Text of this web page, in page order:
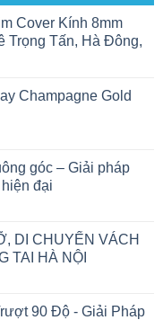
Cover Kính 8mm
Trọng Tấn, Hà Đông,
Champagne Gold
góc – Giải pháp
đại
DI CHUYỂN VÁCH
TAI HÀ NỘI
90 Độ - Giải Pháp